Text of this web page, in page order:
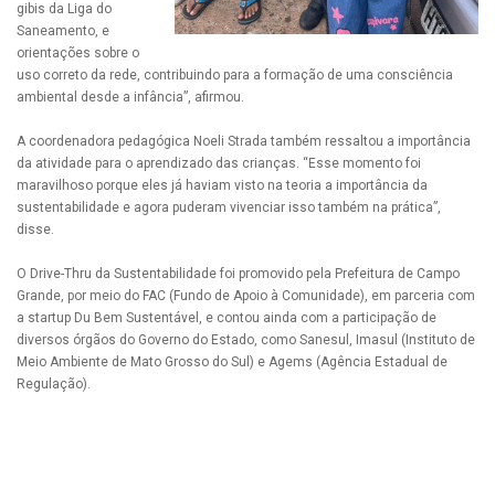
gibis da Liga do
Saneamento, e
orientações sobre o
uso correto da rede, contribuindo para a formação de uma consciência
ambiental desde a infância”, afirmou.
A coordenadora pedagógica Noeli Strada também ressaltou a importância
da atividade para o aprendizado das crianças. “Esse momento foi
maravilhoso porque eles já haviam visto na teoria a importância da
sustentabilidade e agora puderam vivenciar isso também na prática”,
disse.
O Drive-Thru da Sustentabilidade foi promovido pela Prefeitura de Campo
Grande, por meio do FAC (Fundo de Apoio à Comunidade), em parceria com
a startup Du Bem Sustentável, e contou ainda com a participação de
diversos órgãos do Governo do Estado, como Sanesul, Imasul (Instituto de
Meio Ambiente de Mato Grosso do Sul) e Agems (Agência Estadual de
Regulação).